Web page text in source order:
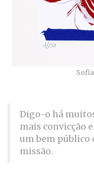
Digo-o há
mais convicção
um bem público
missão.